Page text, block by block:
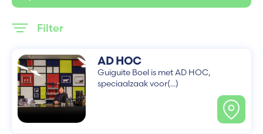
Filter
AD HOC
Guiguite Boel is met AD HOC,
speciaalzaak voor(...)